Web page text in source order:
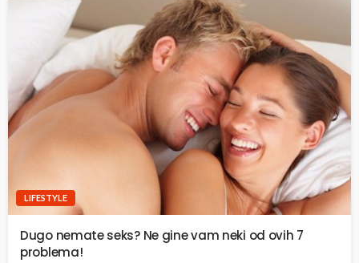
LIFESTYLE
Dugo nemate seks? Ne gine vam neki od ovih 7
problema!